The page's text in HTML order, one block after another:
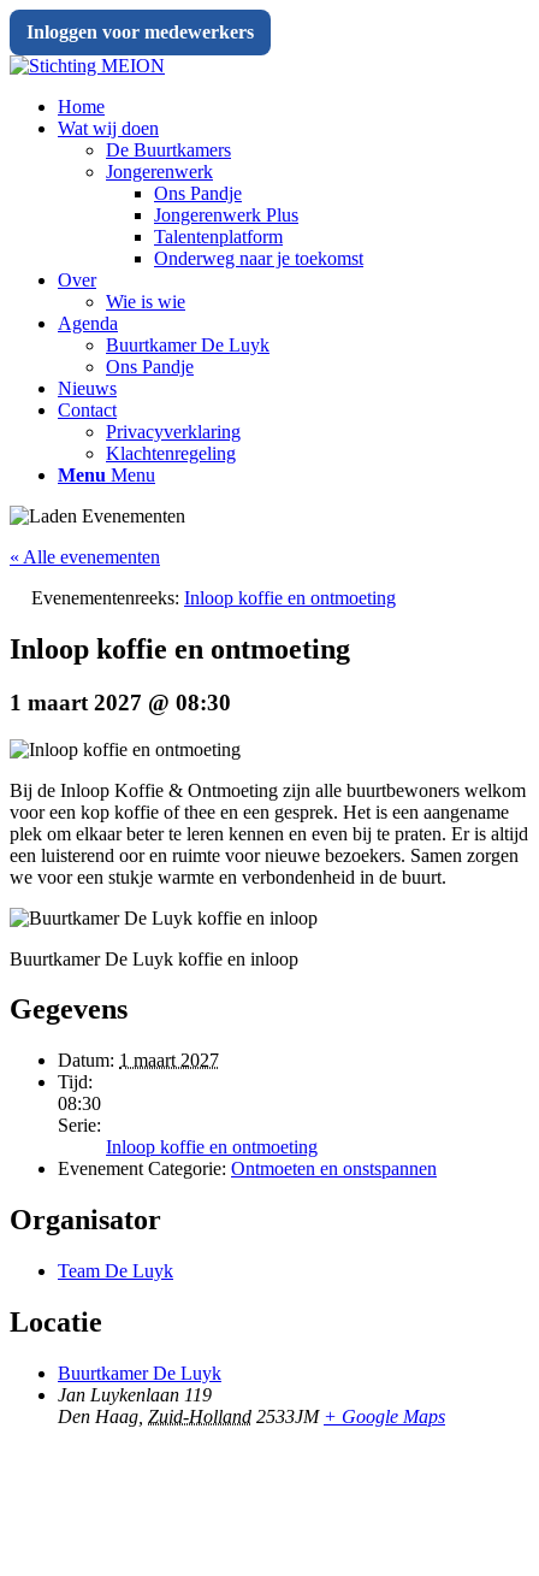
Inloggen voor medewerkers
Home
Wat wij doen
De Buurtkamers
Jongerenwerk
Ons Pandje
Jongerenwerk Plus
Talentenplatform
Onderweg naar je toekomst
Over
Wie is wie
Agenda
Buurtkamer De Luyk
Ons Pandje
Nieuws
Contact
Privacyverklaring
Klachtenregeling
Menu Menu
« Alle evenementen
Evenementenreeks: Inloop koffie en ontmoeting
Inloop koffie en ontmoeting
1 maart 2027 @ 08:30
Bij de Inloop Koffie & Ontmoeting zijn alle buurtbewoners welkom
voor een kop koffie of thee en een gesprek. Het is een aangename
plek om elkaar beter te leren kennen en even bij te praten. Er is altijd
een luisterend oor en ruimte voor nieuwe bezoekers. Samen zorgen
we voor een stukje warmte en verbondenheid in de buurt.
Buurtkamer De Luyk koffie en inloop
Gegevens
Datum: 1 maart 2027
Tijd:
08:30
Serie:
Inloop koffie en ontmoeting
Evenement Categorie: Ontmoeten en onstspannen
Organisator
Team De Luyk
Locatie
Buurtkamer De Luyk
Jan Luykenlaan 119
Den Haag Zuid-Holland 2533JM + Google Maps